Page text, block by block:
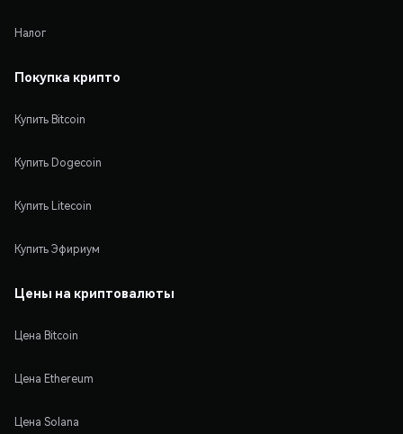
Налог
Покупка крипто
Купить Bitcoin
Купить Dogecoin
Купить Litecoin
Купить Эфириум
Цены на криптовалюты
Цена Bitcoin
Цена Ethereum
Цена Solana